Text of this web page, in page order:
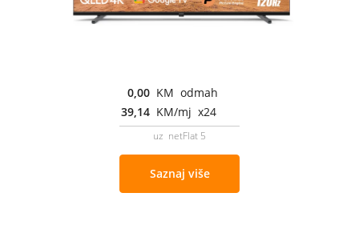
0,00 KM odmah
39,14 KM/mj x24
uz netFlat 5
Saznaj više